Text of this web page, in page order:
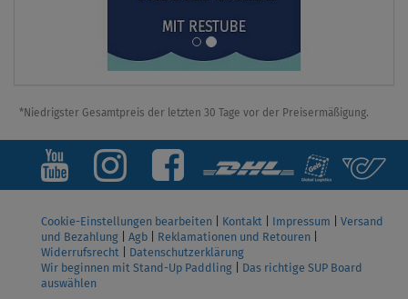
*Niedrigster Gesamtpreis der letzten 30 Tage vor der Preisermäßigung.
Cookie-Einstellungen bearbeiten Kontakt Impressum
Versand
und Bezahlung
Agb Reklamationen und Retouren
Widerrufsrecht
Datenschutzerklärung
Wir beginnen mit Stand-Up Paddling
Das richtige SUP Board
auswählen